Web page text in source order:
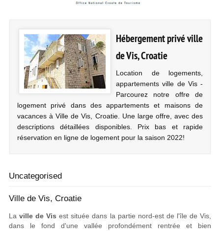
Hébergement privé ville
de Vis, Croatie
Location de logements,
appartements ville de Vis -
Parcourez notre offre de
logement privé dans des appartements et maisons de
vacances à Ville de Vis, Croatie. Une large offre, avec des
descriptions détaillées disponibles. Prix bas et rapide
réservation en ligne de logement pour la saison 2022!
Uncategorised
Ville de Vis, Croatie
Laville de Vis est située dans la partie nord-est de l'île de Vis,
dans le fond d'une vallée profondément rentrée et bien